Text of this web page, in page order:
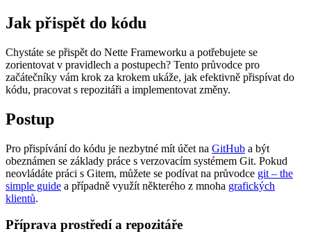
Jak přispět do kódu
Chystáte se přispět do Nette Frameworku a potřebujete se
zorientovat v pravidlech a postupech? Tento průvodce pro
začátečníky vám krok za krokem ukáže, jak efektivně přispívat do
kódu, pracovat s repozitáři a implementovat změny.
Postup
Pro přispívání do kódu je nezbytné mít účet na GitHub a být
obeznámen se základy práce s verzovacím systémem Git. Pokud
neovládáte práci s Gitem, můžete se podívat na průvodce git – the
simple guide a případně využít některého z mnoha grafických
klientů.
Příprava prostředí a repozitáře